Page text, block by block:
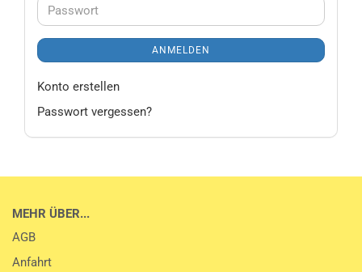
Passwort
ANMELDEN
Konto erstellen
Passwort vergessen?
MEHR ÜBER...
AGB
Anfahrt